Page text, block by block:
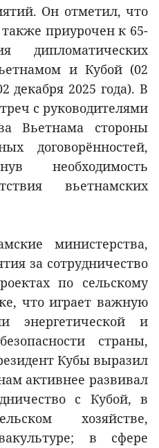
Он отметил, что
приурочен к 65-
дипломатических
и Кубой (02
декабря 2025 года). В
с руководителями
Вьетнама стороны
договорённостей,
необходимость
вьетнамских
министерства,
за сотрудничество
по сельскому
что играет важную
энергетической и
страны,
Кубы выразил
активнее развивал
с Кубой, в
хозяйстве,
в сфере